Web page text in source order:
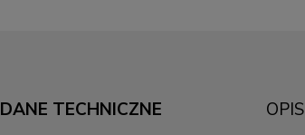
DANE TECHNICZNE OPIS